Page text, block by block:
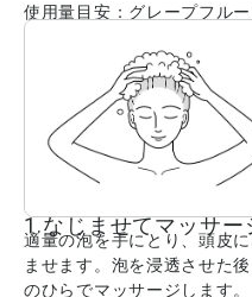
使用量目安：グレープフル
1.なじませてマッサー
適量の泡を手にとり、頭皮に
ませます。泡を浸透させた
のひらでマッサージします。